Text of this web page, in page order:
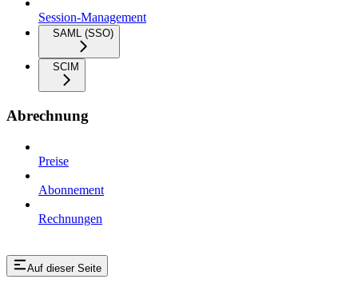
Session-Management
SAML (SSO)
SCIM
Abrechnung
Preise
Abonnement
Rechnungen
Auf dieser Seite